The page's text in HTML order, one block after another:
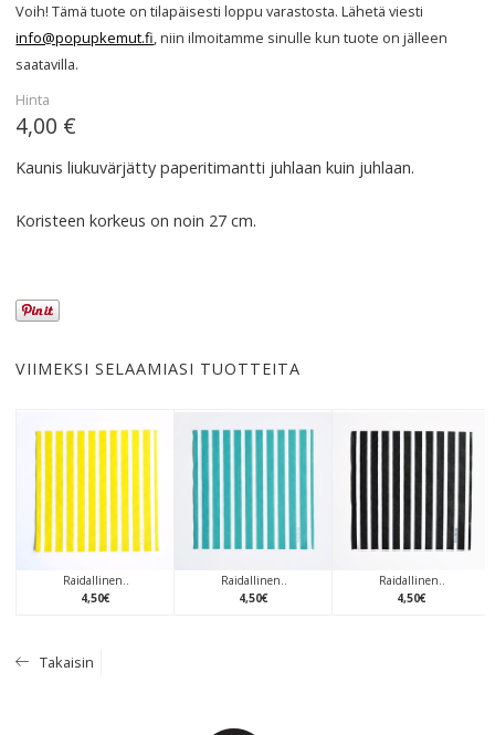
Voih! Tämä tuote on tilapäisesti loppu varastosta. Lähetä viesti
info@popupkemut.fi, niin ilmoitamme sinulle kun tuote on jälleen
saatavilla.
Hinta
4,00 €
Kaunis liukuvärjätty paperitimantti juhlaan kuin juhlaan.
Koristeen korkeus on noin 27 cm.
VIIMEKSI SELAAMIASI TUOTTEITA
Raidallinen..
4,50€
Raidallinen..
4,50€
Raidallinen..
4,50€
Takaisin